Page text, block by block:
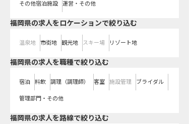
その他宿泊施設 運営・その他
福岡県の求人をロケーションで絞り込む
温泉地 市街地 観光地 スキー場 リゾート地
福岡県の求人を職種で絞り込む
宿泊 料飲 調理（調理師） 客室 施設管理 ブライダル
管理部門・その他
福岡県の求人を路線で絞り込む